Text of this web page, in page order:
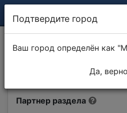
Покраска потолка
Партнер раздела
Подтвердите город
Ваш город определён как
Да, верно